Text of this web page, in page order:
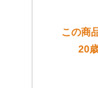
この商
20